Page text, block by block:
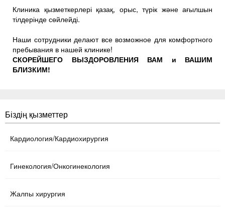
Клиника қызметкерлері қазақ, орыс, түрік және ағылшын
тілдерінде сөйлейді.
Наши сотрудники делают все возможное для комфортного
пребывания в нашей клинике!
СКОРЕЙШЕГО ВЫЗДОРОВЛЕНИЯ ВАМ и ВАШИМ
БЛИЗКИМ!
Біздің қызметтер
Кардиология/Кардиохирургия
Гинекология/Онкогинекология
Жалпы хирургия